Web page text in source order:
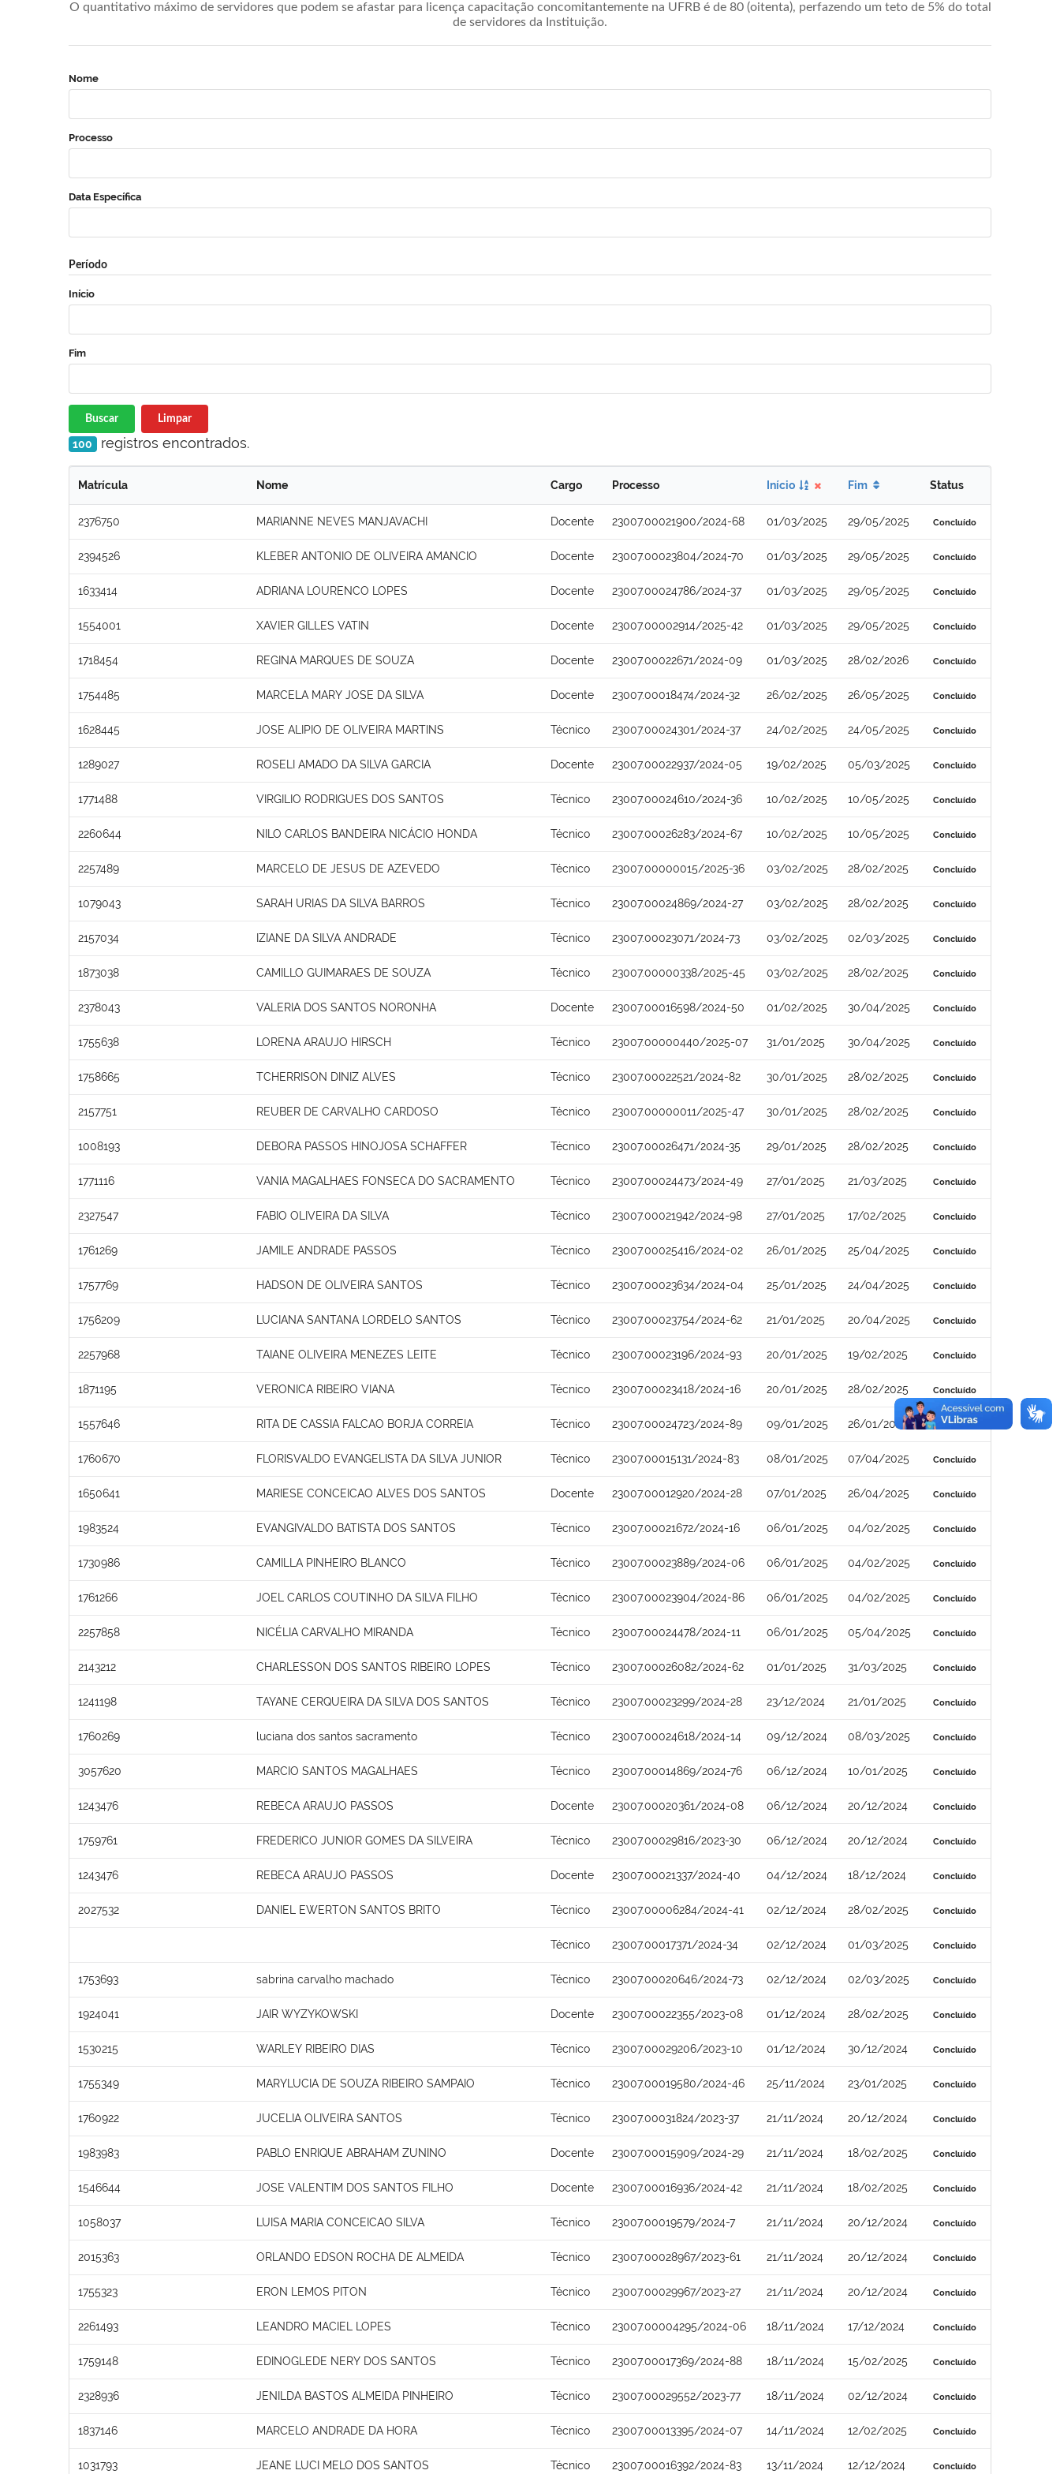
O quantitativo máximo de servidores que podem se afastar para licença capacitação concomitantemente na UFRB é de 80 (oitenta), perfazendo um teto de 5% do total
de servidores da Instituição.
Nome
Processo
Data Específica
Período
Início
Fim
Buscar Limpar
100 registros encontrados.
Matrícula Nome Cargo Processo Início Fim Status
2376750 MARIANNE NEVES MANJAVACHI Docente 23007.00021900/2024-68 01/03/2025 29/05/2025 Concluído
2394526 KLEBER ANTONIO DE OLIVEIRA AMANCIO Docente 23007.00023804/2024-70 01/03/2025 29/05/2025 Concluído
1633414 ADRIANA LOURENCO LOPES Docente 23007.00024786/2024-37 01/03/2025 29/05/2025 Concluído
1554001 XAVIER GILLES VATIN Docente 23007.00002914/2025-42 01/03/2025 29/05/2025 Concluído
1718454 REGINA MARQUES DE SOUZA Docente 23007.00022671/2024-09 01/03/2025 28/02/2026 Concluído
1754485 MARCELA MARY JOSE DA SILVA Docente 23007.00018474/2024-32 26/02/2025 26/05/2025 Concluído
1628445 JOSE ALIPIO DE OLIVEIRA MARTINS Técnico 23007.00024301/2024-37 24/02/2025 24/05/2025 Concluído
1289027 ROSELI AMADO DA SILVA GARCIA Docente 23007.00022937/2024-05 19/02/2025 05/03/2025 Concluído
1771488 VIRGILIO RODRIGUES DOS SANTOS Técnico 23007.00024610/2024-36 10/02/2025 10/05/2025 Concluído
2260644 NILO CARLOS BANDEIRA NICÁCIO HONDA Técnico 23007.00026283/2024-67 10/02/2025 10/05/2025 Concluído
2257489 MARCELO DE JESUS DE AZEVEDO Técnico 23007.00000015/2025-36 03/02/2025 28/02/2025 Concluído
1079043 SARAH URIAS DA SILVA BARROS Técnico 23007.00024869/2024-27 03/02/2025 28/02/2025 Concluído
2157034 IZIANE DA SILVA ANDRADE Técnico 23007.00023071/2024-73 03/02/2025 02/03/2025 Concluído
1873038 CAMILLO GUIMARAES DE SOUZA Técnico 23007.00000338/2025-45 03/02/2025 28/02/2025 Concluído
2378043 VALERIA DOS SANTOS NORONHA Docente 23007.00016598/2024-50 01/02/2025 30/04/2025 Concluído
1755638 LORENA ARAUJO HIRSCH Técnico 23007.00000440/2025-07 31/01/2025 30/04/2025 Concluído
1758665 TCHERRISON DINIZ ALVES Técnico 23007.00022521/2024-82 30/01/2025 28/02/2025 Concluído
2157751 REUBER DE CARVALHO CARDOSO Técnico 23007.00000011/2025-47 30/01/2025 28/02/2025 Concluído
1008193 DEBORA PASSOS HINOJOSA SCHAFFER Técnico 23007.00026471/2024-35 29/01/2025 28/02/2025 Concluído
1771116 VANIA MAGALHAES FONSECA DO SACRAMENTO Técnico 23007.00024473/2024-49 27/01/2025 21/03/2025 Concluído
2327547 FABIO OLIVEIRA DA SILVA Técnico 23007.00021942/2024-98 27/01/2025 17/02/2025 Concluído
1761269 JAMILE ANDRADE PASSOS Técnico 23007.00025416/2024-02 26/01/2025 25/04/2025 Concluído
1757769 HADSON DE OLIVEIRA SANTOS Técnico 23007.00023634/2024-04 25/01/2025 24/04/2025 Concluído
1756209 LUCIANA SANTANA LORDELO SANTOS Técnico 23007.00023754/2024-62 21/01/2025 20/04/2025 Concluído
2257968 TAIANE OLIVEIRA MENEZES LEITE Técnico 23007.00023196/2024-93 20/01/2025 19/02/2025 Concluído
1871195 VERONICA RIBEIRO VIANA Técnico 23007.00023418/2024-16 20/01/2025 28/02/2025 Concluído
1557646 RITA DE CASSIA FALCAO BORJA CORREIA Técnico 23007.00024723/2024-89 09/01/2025 26/01/2025 Concluído
1760670 FLORISVALDO EVANGELISTA DA SILVA JUNIOR Técnico 23007.00015131/2024-83 08/01/2025 07/04/2025 Concluído
1650641 MARIESE CONCEICAO ALVES DOS SANTOS Docente 23007.00012920/2024-28 07/01/2025 26/04/2025 Concluído
1983524 EVANGIVALDO BATISTA DOS SANTOS Técnico 23007.00021672/2024-16 06/01/2025 04/02/2025 Concluído
1730986 CAMILLA PINHEIRO BLANCO Técnico 23007.00023889/2024-06 06/01/2025 04/02/2025 Concluído
1761266 JOEL CARLOS COUTINHO DA SILVA FILHO Técnico 23007.00023904/2024-86 06/01/2025 04/02/2025 Concluído
2257858 NICÉLIA CARVALHO MIRANDA Técnico 23007.00024478/2024-11 06/01/2025 05/04/2025 Concluído
2143212 CHARLESSON DOS SANTOS RIBEIRO LOPES Técnico 23007.00026082/2024-62 01/01/2025 31/03/2025 Concluído
1241198 TAYANE CERQUEIRA DA SILVA DOS SANTOS Técnico 23007.00023299/2024-28 23/12/2024 21/01/2025 Concluído
1760269 luciana dos santos sacramento Técnico 23007.00024618/2024-14 09/12/2024 08/03/2025 Concluído
3057620 MARCIO SANTOS MAGALHAES Técnico 23007.00014869/2024-76 06/12/2024 10/01/2025 Concluído
1243476 REBECA ARAUJO PASSOS Docente 23007.00020361/2024-08 06/12/2024 20/12/2024 Concluído
1759761 FREDERICO JUNIOR GOMES DA SILVEIRA Técnico 23007.00029816/2023-30 06/12/2024 20/12/2024 Concluído
1243476 REBECA ARAUJO PASSOS Docente 23007.00021337/2024-40 04/12/2024 18/12/2024 Concluído
2027532 DANIEL EWERTON SANTOS BRITO Técnico 23007.00006284/2024-41 02/12/2024 28/02/2025 Concluído
Técnico 23007.00017371/2024-34 02/12/2024 01/03/2025 Concluído
1753693 sabrina carvalho machado Técnico 23007.00020646/2024-73 02/12/2024 02/03/2025 Concluído
1924041 JAIR WYZYKOWSKI Docente 23007.00022355/2023-08 01/12/2024 28/02/2025 Concluído
1530215 WARLEY RIBEIRO DIAS Técnico 23007.00029206/2023-10 01/12/2024 30/12/2024 Concluído
1755349 MARYLUCIA DE SOUZA RIBEIRO SAMPAIO Técnico 23007.00019580/2024-46 25/11/2024 23/01/2025 Concluído
1760922 JUCELIA OLIVEIRA SANTOS Técnico 23007.00031824/2023-37 21/11/2024 20/12/2024 Concluído
1983983 PABLO ENRIQUE ABRAHAM ZUNINO Docente 23007.00015909/2024-29 21/11/2024 18/02/2025 Concluído
1546644 JOSE VALENTIM DOS SANTOS FILHO Docente 23007.00016936/2024-42 21/11/2024 18/02/2025 Concluído
1058037 LUISA MARIA CONCEICAO SILVA Técnico 23007.00019579/2024-7 21/11/2024 20/12/2024 Concluído
2015363 ORLANDO EDSON ROCHA DE ALMEIDA Técnico 23007.00028967/2023-61 21/11/2024 20/12/2024 Concluído
1755323 ERON LEMOS PITON Técnico 23007.00029967/2023-27 21/11/2024 20/12/2024 Concluído
2261493 LEANDRO MACIEL LOPES Técnico 23007.00004295/2024-06 18/11/2024 17/12/2024 Concluído
1759148 EDINOGLEDE NERY DOS SANTOS Técnico 23007.00017369/2024-88 18/11/2024 15/02/2025 Concluído
2328936 JENILDA BASTOS ALMEIDA PINHEIRO Técnico 23007.00029552/2023-77 18/11/2024 02/12/2024 Concluído
1837146 MARCELO ANDRADE DA HORA Técnico 23007.00013395/2024-07 14/11/2024 12/02/2025 Concluído
1031793 JEANE LUCI MELO DOS SANTOS Técnico 23007.00016392/2024-83 13/11/2024 12/12/2024 Concluído